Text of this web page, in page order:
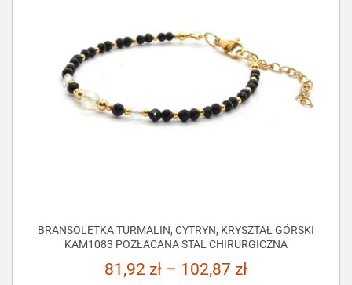
BRANSOLETKA TURMALIN, CYTRYN, KRYSZTAŁ GÓRSKI
KAM1083 POZŁACANA STAL CHIRURGICZNA
81,92 zł – 102,87 zł